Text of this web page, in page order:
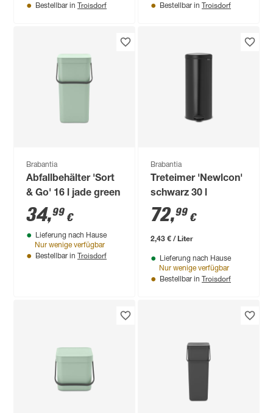
Bestellbar in Troisdorf
Bestellbar in Troisdorf
Brabantia
Abfallbehälter 'Sort
& Go' 16 l jade green
34,99 €
Lieferung nach Hause
Nur wenige verfügbar
Bestellbar in Troisdorf
Brabantia
Treteimer 'Newlcon'
schwarz 30 l
72,99 €
2,43 € / Liter
Lieferung nach Hause
Nur wenige verfügbar
Bestellbar in Troisdorf